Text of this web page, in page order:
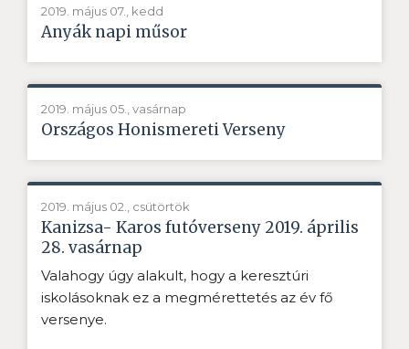
2019. május 07., kedd
Anyák napi műsor
2019. május 05., vasárnap
Országos Honismereti Verseny
2019. május 02., csütörtök
Kanizsa- Karos futóverseny 2019. április
28. vasárnap
Valahogy úgy alakult, hogy a keresztúri
iskolásoknak ez a megmérettetés az év fő
versenye.